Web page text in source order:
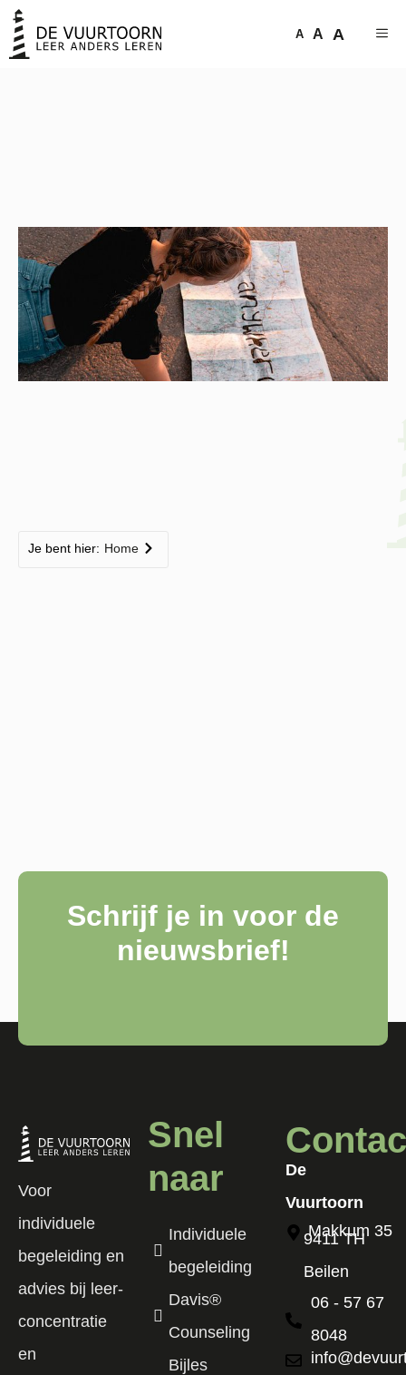
A A A
Je bent hier: Home
Schrijf je in voor de
nieuwsbrief!
Voor
individuele
begeleiding en
advies bij leer-
concentratie
en
Snel
naar
Individuele
begeleiding
Davis®
Counseling
Bijles
De
Vuurtoorn
Makkum 35
9411 TH
Beilen
06 - 57 67
8048